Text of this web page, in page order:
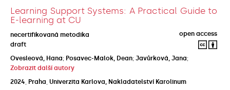
Learning Support Systems: A Practical Guide to
E-learning at CU
necertifikovaná metodika
open access
draft
Ovesleová, Hana; Posavec-Malok, Dean; Javůrková, Jana;
Zobrazit další autory
2024
Praha Univerzita Karlova, Nakladatelství Karolinum